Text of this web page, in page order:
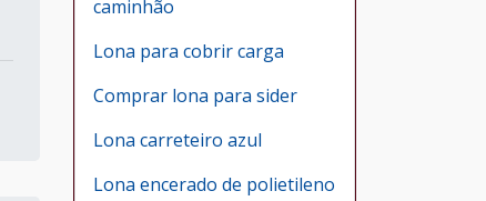
caminhão
Lona para cobrir carga
Comprar lona para sider
Lona carreteiro azul
Lona encerado de polietileno